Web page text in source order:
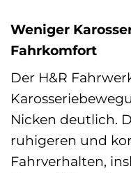
Weniger
Fahrkomfort
Der H&R
Nicken deutlich.
ruhigeren und
Fahrverhalten,